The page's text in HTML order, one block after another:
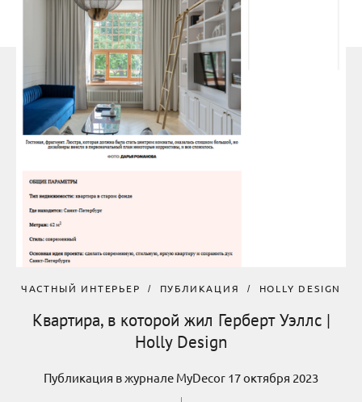
ЧАСТНЫЙ ИНТЕРЬЕР ПУБЛИКАЦИЯ HOLLY DESIGN
Квартира, в которой жил Герберт Уэллс |
Holly Design
Публикация в журнале MyDecor 17 октября 2023